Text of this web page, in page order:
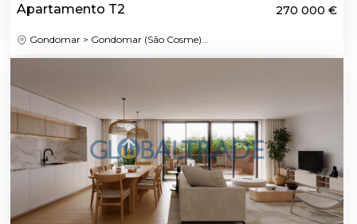
Apartamento T2 270 000 €
Gondomar > Gondomar (São Cosme)...